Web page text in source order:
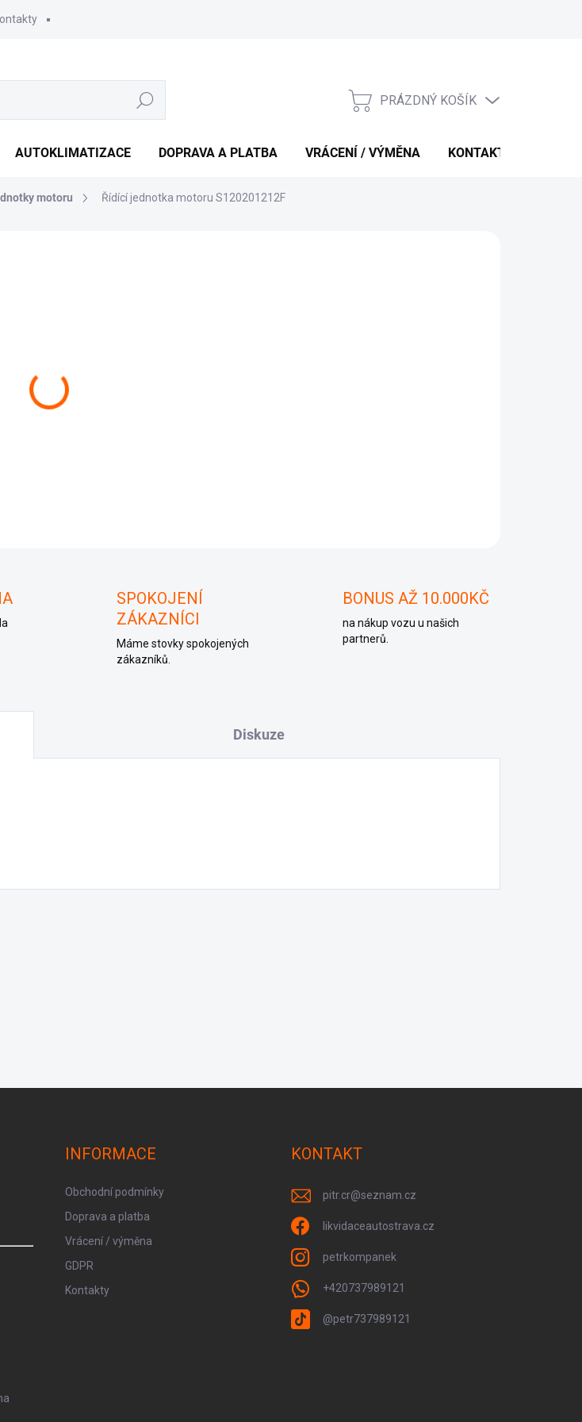
Hledat
NÁKUPNÍ
PRÁZDNÝ KOŠÍK
AUTOKLIMATIZACE DOPRAVA A PLATBA VRÁCENÍ / VÝMĚNA KONTAKTY
motoru Řídící jednotka motoru S120201212F
SPOKOJENÍ
ZÁKAZNÍCI
Máme stovky spokojených
zákazníků.
BONUS AŽ 10.000KČ
na nákup vozu u našich
partnerů.
Diskuze
INFORMACE
Obchodní podmínky
Doprava a platba
Vrácení / výměna
GDPR
Kontakty
KONTAKT
pitr.cr@seznam.cz
likvidaceautostrava.cz
petrkompanek
+420737989121
@petr737989121